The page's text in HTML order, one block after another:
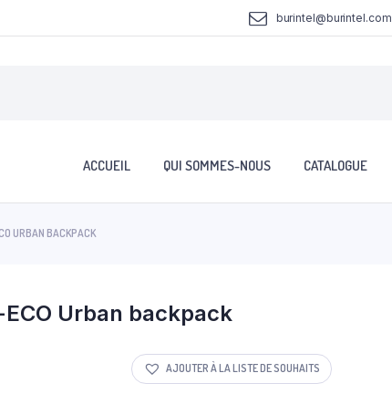
burintel@burintel.com
ACCUEIL QUI SOMMES-NOUS CATALOGUE
URBAN BACKPACK
ECO Urban backpack
AJOUTER À LA LISTE DE SOUHAITS